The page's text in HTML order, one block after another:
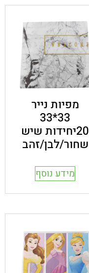
מפיות נייר
33*33
20יחידות שיש
שחור/לבן/זהב
מידע נוסף